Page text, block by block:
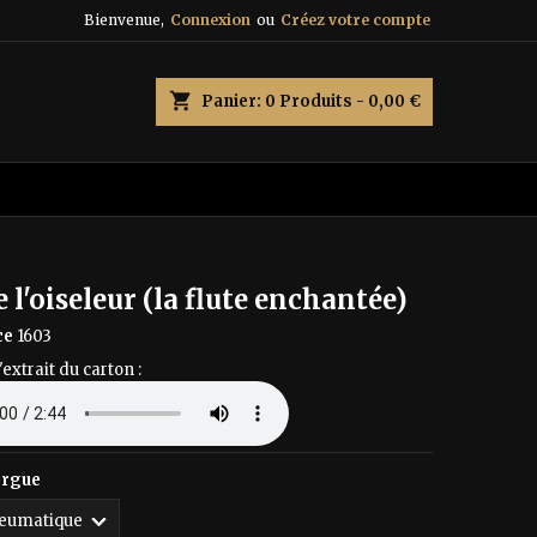
Bienvenue, Connexion ou Créez votre compte
shopping_cart Panier: 0 Produits - 0,00 €
l'oiseleur (la flute enchantée)
1603
du carton :